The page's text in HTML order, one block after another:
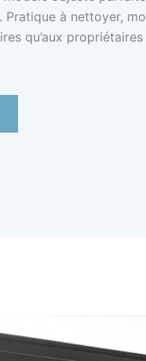
Pratique à nettoyer,
qu’aux